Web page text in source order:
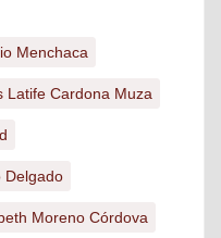
Menchaca
Latife Cardona Muza
Delgado
Moreno Córdova